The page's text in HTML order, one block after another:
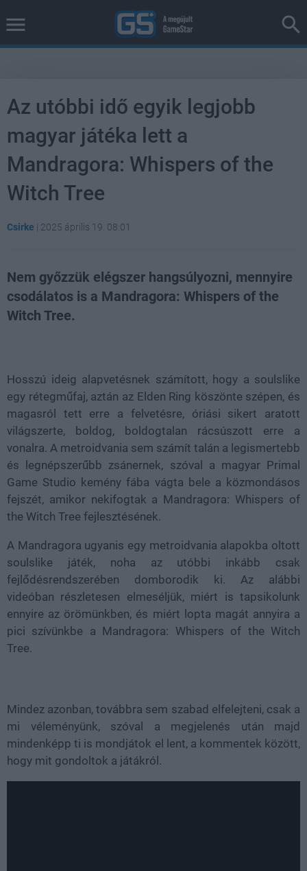
Az utóbbi idő egyik legjobb
magyar játéka lett a
Mandragora: Whispers of the
Witch Tree
Csirke | 2025 április 19. 08:01
Nem győzzük elégszer hangsúlyozni, mennyire
csodálatos is a Mandragora: Whispers of the
Witch Tree.
Hosszú ideig alapvetésnek számított, hogy a soulslike
egy rétegműfaj, aztán az Elden Ring köszönte szépen, és
magasról tett erre a felvetésre, óriási sikert aratott
világszerte, boldog, boldogtalan rácsúszott erre a
vonalra. A metroidvania sem számít talán a legismertebb
és legnépszerűbb zsánernek, szóval a magyar Primal
Game Studio kemény fába vágta bele a közmondásos
fejszét, amikor nekifogtak a Mandragora: Whispers of
the Witch Tree fejlesztésének.
A Mandragora ugyanis egy metroidvania alapokba oltott
soulslike játék, noha az utóbbi inkább csak
fejlődésrendszerében domborodik ki. Az alábbi
videóban részletesen elmeséljük, miért is tapsikolunk
ennyire az örömünkben, és miért lopta magát annyira a
pici szívünkbe a Mandragora: Whispers of the Witch
Tree.
Mindez azonban, továbbra sem szabad elfelejteni, csak a
mi véleményünk, szóval a megjelenés után majd
mindenképp ti is mondjátok el lent, a kommentek között,
hogy mit gondoltok a játákról.